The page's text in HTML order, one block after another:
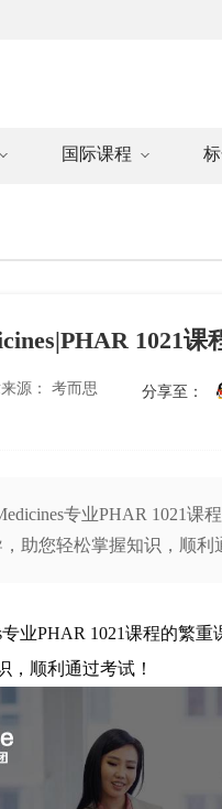
国际课程
1021课
源： 考而思 分享至：
专业PHAR 1021
助您轻松掌握知识，顺利
专业PHAR 1021课程的繁
，顺利通过考试！